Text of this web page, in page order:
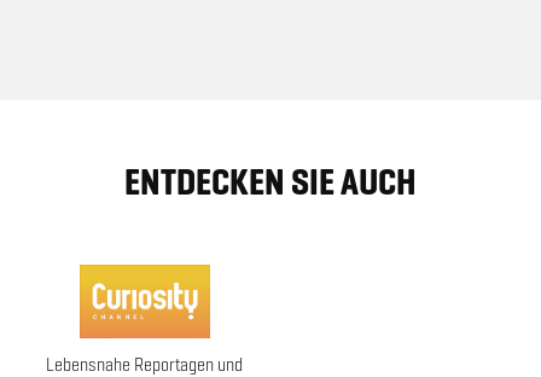
ENTDECKEN SIE AUCH
Lebensnahe Reportagen und